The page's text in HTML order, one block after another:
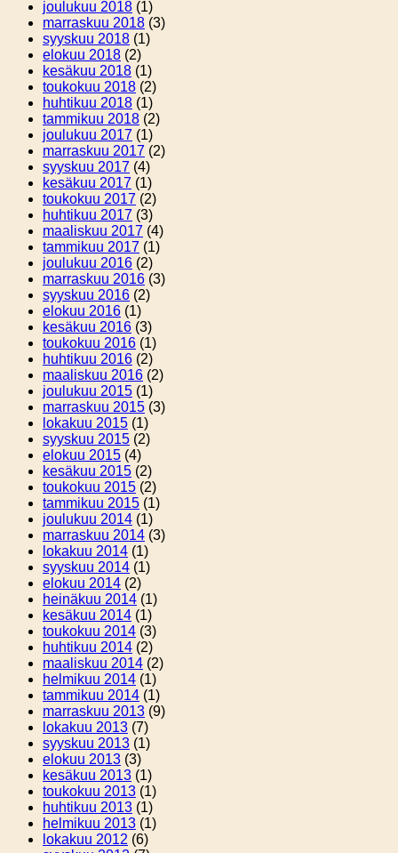
joulukuu 2018 (1)
marraskuu 2018 (3)
syyskuu 2018 (1)
elokuu 2018 (2)
kesäkuu 2018 (1)
toukokuu 2018 (2)
huhtikuu 2018 (1)
tammikuu 2018 (2)
joulukuu 2017 (1)
marraskuu 2017 (2)
syyskuu 2017 (4)
kesäkuu 2017 (1)
toukokuu 2017 (2)
huhtikuu 2017 (3)
maaliskuu 2017 (4)
tammikuu 2017 (1)
joulukuu 2016 (2)
marraskuu 2016 (3)
syyskuu 2016 (2)
elokuu 2016 (1)
kesäkuu 2016 (3)
toukokuu 2016 (1)
huhtikuu 2016 (2)
maaliskuu 2016 (2)
joulukuu 2015 (1)
marraskuu 2015 (3)
lokakuu 2015 (1)
syyskuu 2015 (2)
elokuu 2015 (4)
kesäkuu 2015 (2)
toukokuu 2015 (2)
tammikuu 2015 (1)
joulukuu 2014 (1)
marraskuu 2014 (3)
lokakuu 2014 (1)
syyskuu 2014 (1)
elokuu 2014 (2)
heinäkuu 2014 (1)
kesäkuu 2014 (1)
toukokuu 2014 (3)
huhtikuu 2014 (2)
maaliskuu 2014 (2)
helmikuu 2014 (1)
tammikuu 2014 (1)
marraskuu 2013 (9)
lokakuu 2013 (7)
syyskuu 2013 (1)
elokuu 2013 (3)
kesäkuu 2013 (1)
toukokuu 2013 (1)
huhtikuu 2013 (1)
helmikuu 2013 (1)
lokakuu 2012 (6)